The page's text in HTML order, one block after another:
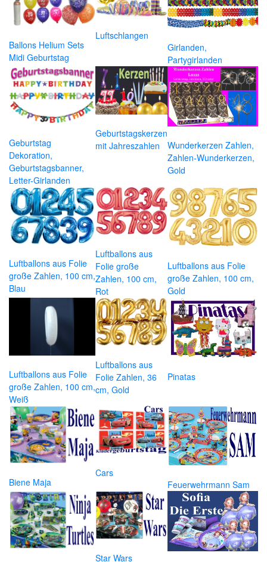
Ballons Helium Sets
Midi Geburtstag
Luftschlangen
Girlanden,
Partygirlanden
Geburtstag
Dekoration,
Geburtstagsbanner,
Letter-Girlanden
Geburtstagskerzen
mit Jahreszahlen
Wunderkerzen Zahlen,
Zahlen-Wunderkerzen,
Gold
Luftballons aus Folie
große Zahlen, 100 cm,
Blau
Luftballons aus
Folie große
Zahlen, 100 cm,
Rot
Luftballons aus Folie
große Zahlen, 100 cm,
Gold
Luftballons aus Folie
große Zahlen, 100 cm,
Weiß
Luftballons aus
Folie Zahlen, 36
cm, Gold
Pinatas
Biene Maja
Cars
Feuerwehrmann Sam
Star Wars